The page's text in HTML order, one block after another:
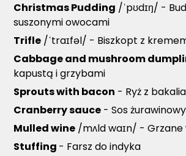
Christmas Pudding /ˈpʊdɪŋ/ -
suszonymi owocami
Trifle /ˈtraɪfəl/ - Biszkopt z
Cabbage and mushroom
kapustą i grzybami
Sprouts with bacon - Ryż z
Cranberry sauce - Sos żurawinowy
Mulled wine /mʌld waɪn/ - Grzane
Stuffing - Farsz do indyka